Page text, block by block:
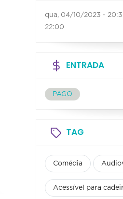
qua, 04/10/2023 -
22:00
ENTRADA
PAGO
TAG
Comédia
Acessível para